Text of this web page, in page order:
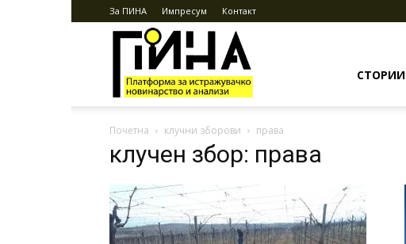
За ПИНА Импресум Контакт
СТОРИИ
Почетна клучни зборови права
клучен збор: права